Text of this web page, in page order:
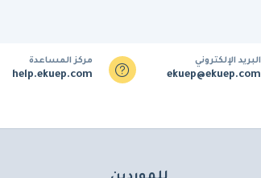
البريد الإلكتروني
ekuep@ekuep.com
مركز المساعدة
help.ekuep.com